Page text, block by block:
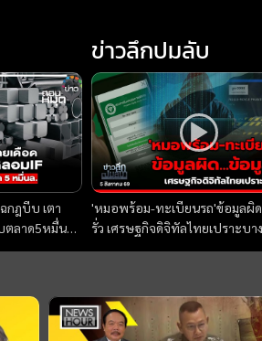
กฎบีบ เตา
ลาด5หมื่นล. :
ข่าวลึกปมลับ
'หมอพร้อม-ทะเบียนรถ'ข้อมูลผิด
รั่ว เศรษฐกิจดิจิทัลไทยเปราะบาง